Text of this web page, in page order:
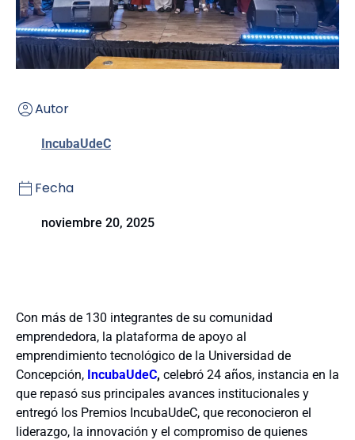
Autor
IncubaUdeC
Fecha
noviembre 20, 2025
Con más de 130 integrantes de su comunidad
emprendedora, la plataforma de apoyo al
emprendimiento tecnológico de la Universidad de
Concepción, IncubaUdeC, celebró 24 años, instancia en la
que repasó sus principales avances institucionales y
entregó los Premios IncubaUdeC, que reconocieron el
liderazgo, la innovación y el compromiso de quienes